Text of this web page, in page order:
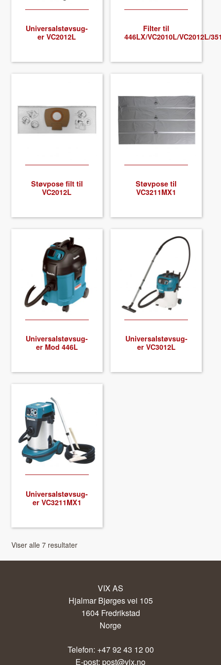
About VIX
Uni­ver­sal­støv­sug­
er VC2012L
Fil­ter til
446LX/VC2010L/VC2012L/
Støv­pose filt til
VC2012L
Støv­pose til
VC3211MX1
Uni­ver­sal­støv­sug­
er Mod 446L
Uni­ver­sal­støv­sug­
er VC3012L
Uni­ver­sal­støv­sug­
er VC3211MX1
Viser alle 7 resultater
VIX AS
Hjalmar Bjørges vei 105
1604 Fredrikstad
Norge
Telefon: +47 92 43 12 00
E-post: post@vix.no